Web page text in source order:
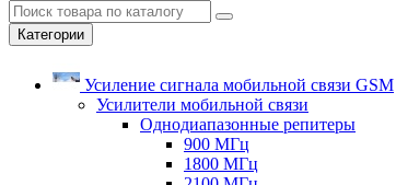
Категории
Усиление сигнала мобильной связи GSM
Усилители мобильной связи
Однодиапазонные репитеры
900 МГц
1800 МГц